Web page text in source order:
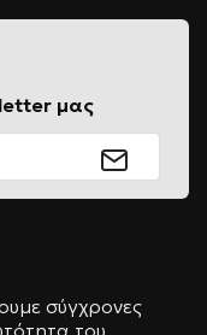
μας
σύγχρονες